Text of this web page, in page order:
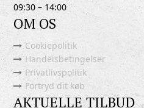
09:30 – 14:00
OM OS
Cookiepolitik
Handelsbetingelser
Privatlivspolitik
Fortryd dit køb
AKTUELLE TILBUD